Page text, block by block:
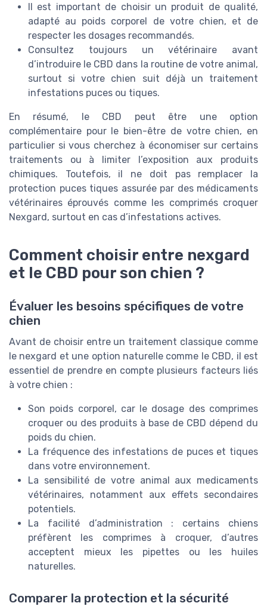
Il est important de choisir un produit de qualité,
adapté au poids corporel de votre chien, et de
respecter les dosages recommandés.
Consultez toujours un vétérinaire avant
d’introduire le CBD dans la routine de votre animal,
surtout si votre chien suit déjà un traitement
infestations puces ou tiques.
En résumé, le CBD peut être une option
complémentaire pour le bien-être de votre chien, en
particulier si vous cherchez à économiser sur certains
traitements ou à limiter l’exposition aux produits
chimiques. Toutefois, il ne doit pas remplacer la
protection puces tiques assurée par des médicaments
vétérinaires éprouvés comme les comprimés croquer
Nexgard, surtout en cas d’infestations actives.
Comment choisir entre nexgard
et le CBD pour son chien ?
Évaluer les besoins spécifiques de votre
chien
Avant de choisir entre un traitement classique comme
le nexgard et une option naturelle comme le CBD, il est
essentiel de prendre en compte plusieurs facteurs liés
à votre chien :
Son poids corporel, car le dosage des comprimes
croquer ou des produits à base de CBD dépend du
poids du chien.
La fréquence des infestations de puces et tiques
dans votre environnement.
La sensibilité de votre animal aux medicaments
vétérinaires, notamment aux effets secondaires
potentiels.
La facilité d’administration : certains chiens
préfèrent les comprimes à croquer, d’autres
acceptent mieux les pipettes ou les huiles
naturelles.
Comparer la protection et la sécurité